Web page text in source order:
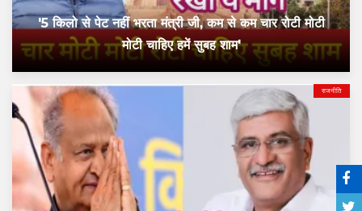
'5 किलो से पेट नहीं भरता मंत्री जी, कम से कम चार रोटी मोटी
मोटी चाहिए हमें सुबह शाम'
राजनीति